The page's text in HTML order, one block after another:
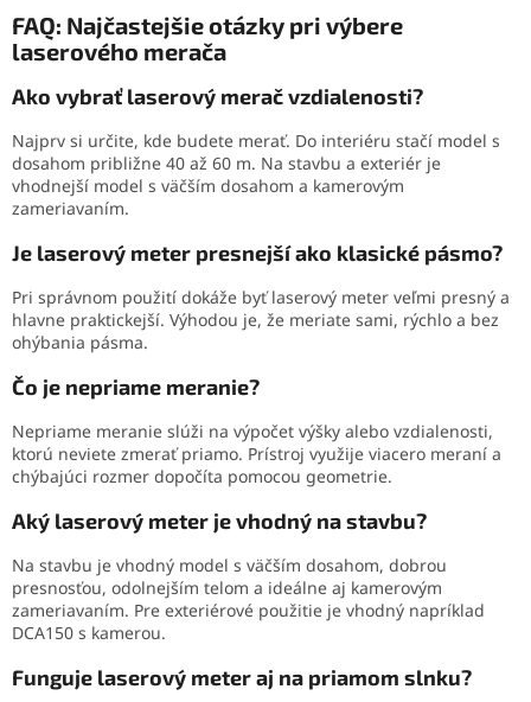
FAQ: Najčastejšie otázky pri výbere
laserového merača
Ako vybrať laserový merač vzdialenosti?
Najprv si určite, kde budete merať. Do interiéru stačí model s
dosahom približne 40 až 60 m. Na stavbu a exteriér je
vhodnejší model s väčším dosahom a kamerovým
zameriavaním.
Je laserový meter presnejší ako klasické pásmo?
Pri správnom použití dokáže byť laserový meter veľmi presný a
hlavne praktickejší. Výhodou je, že meriate sami, rýchlo a bez
ohýbania pásma.
Čo je nepriame meranie?
Nepriame meranie slúži na výpočet výšky alebo vzdialenosti,
ktorú neviete zmerať priamo. Prístroj využije viacero meraní a
chýbajúci rozmer dopočíta pomocou geometrie.
Aký laserový meter je vhodný na stavbu?
Na stavbu je vhodný model s väčším dosahom, dobrou
presnosťou, odolnejším telom a ideálne aj kamerovým
zameriavaním. Pre exteriérové použitie je vhodný napríklad
DCA150 s kamerou.
Funguje laserový meter aj na priamom slnku?